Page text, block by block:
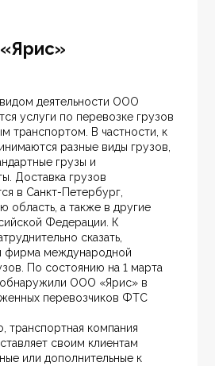
деятельности ООО
услуги по перевозке грузов
транспортом. В частности, к
разные виды грузов,
грузы и
Доставка грузов
в Санкт-Петербург,
область, а также в другие
Федерации. К
сказать,
фирма международной
По состоянию на 1 марта
ООО «Ярис» в
перевозчиков ФТС
транспортная компания
своим клиентам
или дополнительные к